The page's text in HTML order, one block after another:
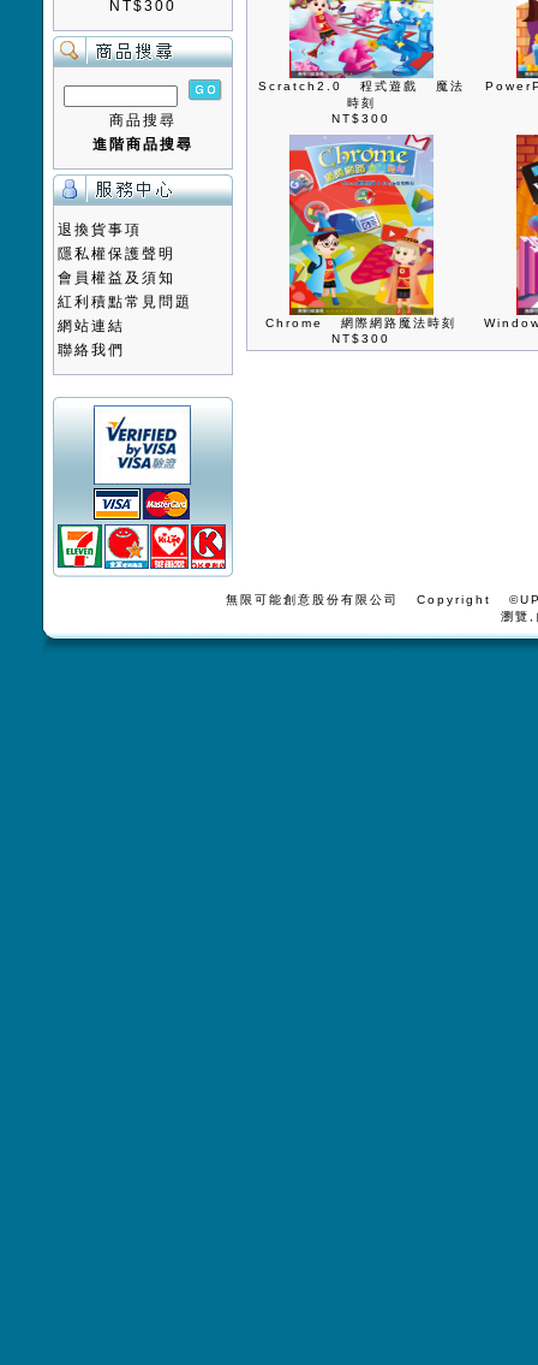
NT$300
商品搜尋
進階商品搜尋
退換貨事項
隱私權保護聲明
會員權益及須知
紅利積點常見問題
網站連結
聯絡我們
Scratch2.0 程式遊戲 魔法
時刻
NT$300
Chrome 網際網路魔法時刻
NT$300
無限可能創意股份有限公司 Copyright
瀏